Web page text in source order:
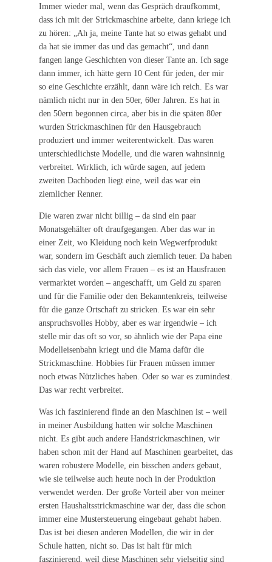
Immer wieder mal, wenn das Gespräch draufkommt,
dass ich mit der Strickmaschine arbeite, dann kriege ich
zu hören: „Ah ja, meine Tante hat so etwas gehabt und
da hat sie immer das und das gemacht“, und dann
fangen lange Geschichten von dieser Tante an. Ich sage
dann immer, ich hätte gern 10 Cent für jeden, der mir
so eine Geschichte erzählt, dann wäre ich reich. Es war
nämlich nicht nur in den 50er, 60er Jahren. Es hat in
den 50ern begonnen circa, aber bis in die späten 80er
wurden Strickmaschinen für den Hausgebrauch
produziert und immer weiterentwickelt. Das waren
unterschiedlichste Modelle, und die waren wahnsinnig
verbreitet. Wirklich, ich würde sagen, auf jedem
zweiten Dachboden liegt eine, weil das war ein
ziemlicher Renner.
Die waren zwar nicht billig – da sind ein paar
Monatsgehälter oft draufgegangen. Aber das war in
einer Zeit, wo Kleidung noch kein Wegwerfprodukt
war, sondern im Geschäft auch ziemlich teuer. Da haben
sich das viele, vor allem Frauen – es ist an Hausfrauen
vermarktet worden – angeschafft, um Geld zu sparen
und für die Familie oder den Bekanntenkreis, teilweise
für die ganze Ortschaft zu stricken. Es war ein sehr
anspruchsvolles Hobby, aber es war irgendwie – ich
stelle mir das oft so vor, so ähnlich wie der Papa eine
Modelleisenbahn kriegt und die Mama dafür die
Strickmaschine. Hobbies für Frauen müssen immer
noch etwas Nützliches haben. Oder so war es zumindest.
Das war recht verbreitet.
Was ich faszinierend finde an den Maschinen ist – weil
in meiner Ausbildung hatten wir solche Maschinen
nicht. Es gibt auch andere Handstrickmaschinen, wir
haben schon mit der Hand auf Maschinen gearbeitet, das
waren robustere Modelle, ein bisschen anders gebaut,
wie sie teilweise auch heute noch in der Produktion
verwendet werden. Der große Vorteil aber von meiner
ersten Haushaltsstrickmaschine war der, dass die schon
immer eine Mustersteuerung eingebaut gehabt haben.
Das ist bei diesen anderen Modellen, die wir in der
Schule hatten, nicht so. Das ist halt für mich
faszinierend, weil diese Maschinen sehr vielseitig sind